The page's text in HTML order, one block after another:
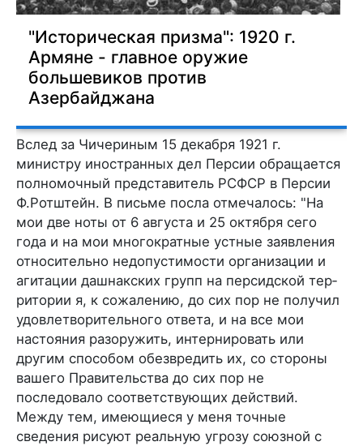
"Историческая призма": 1920 г.
Армяне - главное оружие
большевиков против
Азербайджана
Вслед за Чичериным 15 декабря 1921 г.
министру иностранных дел Персии обращается
полномочный представитель РСФСР в Персии
Ф.Ротштейн. В письме посла отмечалось: "На
мои две ноты от 6 августа и 25 октября сего
года и на мои многократные устные заявления
относительно недопустимости организации и
агитации дашнакских групп на персидской тер­
ритории я, к сожалению, до сих пор не получил
удовлетво­рительного ответа, и на все мои
настояния разоружить, интер­нировать или
другим способом обезвредить их, со стороны
ва­шего Правительства до сих пор не
последовало соответствую­щих действий.
Между тем, имеющиеся у меня точные
сведения рисуют реальную угрозу союзной с